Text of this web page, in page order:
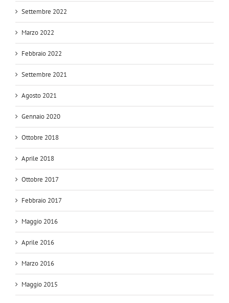
Settembre 2022
Marzo 2022
Febbraio 2022
Settembre 2021
Agosto 2021
Gennaio 2020
Ottobre 2018
Aprile 2018
Ottobre 2017
Febbraio 2017
Maggio 2016
Aprile 2016
Marzo 2016
Maggio 2015